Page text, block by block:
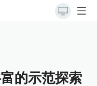
的示范探索